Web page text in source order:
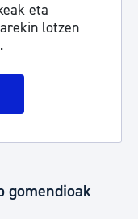
eta
lotzen
gomendioak